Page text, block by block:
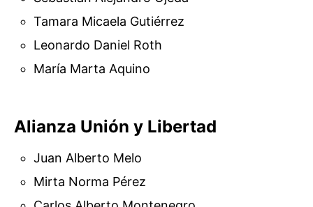
Tamara Micaela Gutiérrez
Leonardo Daniel Roth
María Marta Aquino
Alianza Unión y Libertad
Juan Alberto Melo
Mirta Norma Pérez